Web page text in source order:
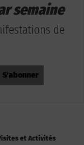
semaine
de
et Activités